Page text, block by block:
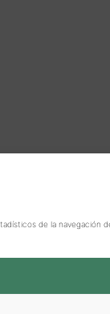
de la navegación